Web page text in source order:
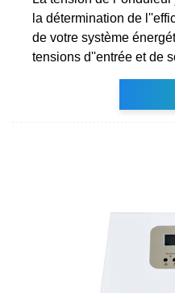
la détermination de
de votre système
tensions d''entrée et de